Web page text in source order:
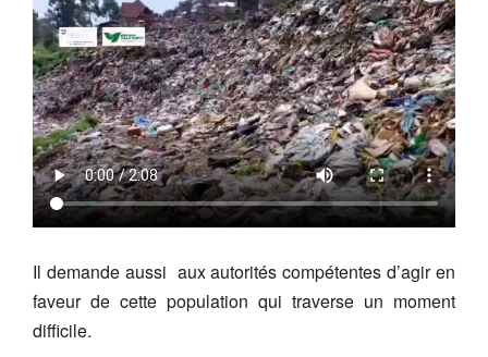
Il demande aussi aux autorités compétentes d’agir en
faveur de cette population qui traverse un moment
difficile.